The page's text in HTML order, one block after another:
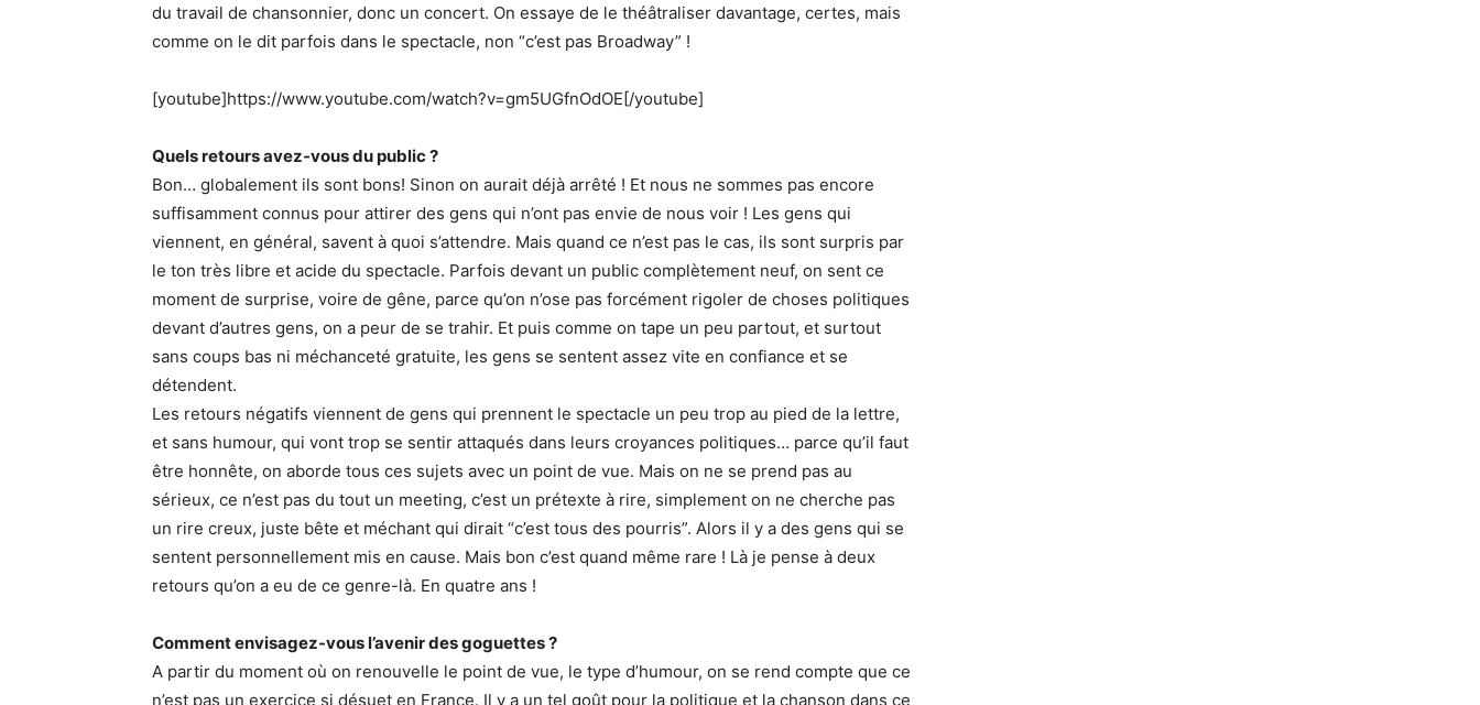
du travail de chansonnier, donc un concert. On essaye de le théâtraliser davantage, certes, mais
comme on le dit parfois dans le spectacle, non “c’est pas Broadway” !
[youtube]https://www.youtube.com/watch?v=gm5UGfnOdOE[/youtube]
Quels retours avez-vous du public ?
Bon… globalement ils sont bons! Sinon on aurait déjà arrêté ! Et nous ne sommes pas encore
suffisamment connus pour attirer des gens qui n’ont pas envie de nous voir ! Les gens qui
viennent, en général, savent à quoi s’attendre. Mais quand ce n’est pas le cas, ils sont surpris par
le ton très libre et acide du spectacle. Parfois devant un public complètement neuf, on sent ce
moment de surprise, voire de gêne, parce qu’on n’ose pas forcément rigoler de choses politiques
devant d’autres gens, on a peur de se trahir. Et puis comme on tape un peu partout, et surtout
sans coups bas ni méchanceté gratuite, les gens se sentent assez vite en confiance et se
détendent.
Les retours négatifs viennent de gens qui prennent le spectacle un peu trop au pied de la lettre,
et sans humour, qui vont trop se sentir attaqués dans leurs croyances politiques… parce qu’il faut
être honnête, on aborde tous ces sujets avec un point de vue. Mais on ne se prend pas au
sérieux, ce n’est pas du tout un meeting, c’est un prétexte à rire, simplement on ne cherche pas
un rire creux, juste bête et méchant qui dirait “c’est tous des pourris”. Alors il y a des gens qui se
sentent personnellement mis en cause. Mais bon c’est quand même rare ! Là je pense à deux
retours qu’on a eu de ce genre-là. En quatre ans !
Comment envisagez-vous l’avenir des goguettes ?
A partir du moment où on renouvelle le point de vue, le type d’humour, on se rend compte que ce
n’est pas un exercice si désuet en France. Il y a un tel goût pour la politique et la chanson dans ce